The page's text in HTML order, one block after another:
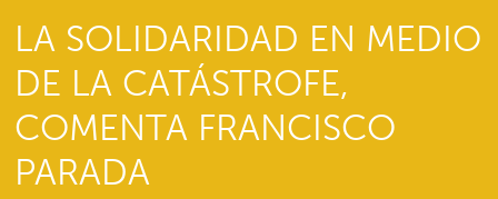
LA SOLIDARIDAD EN MEDIO
DE LA CATÁSTROFE,
COMENTA FRANCISCO
PARADA